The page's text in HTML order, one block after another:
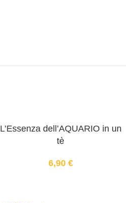
L’Essenza dell’AQUARIO in un
tè
6,90 €